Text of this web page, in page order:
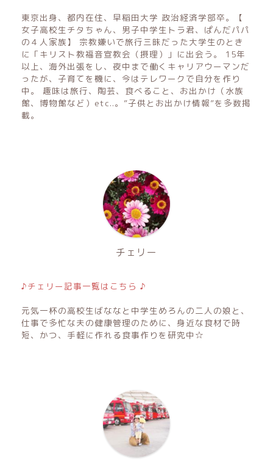
東京出身、都内在住、早稲田大学 政治経済学部卒。【
女子高校生チタちゃん、男子中学生トラ君、ぱんだパパ
の４人家族】 宗教嫌いで旅行三昧だった大学生のとき
に「キリスト教福音宣教会（摂理）」に出会う。 15年
以上、海外出張をし、夜中まで働くキャリアウーマンだ
ったが、子育てを機に、今はテレワークで自分を作り
中。 趣味は旅行、陶芸、食べること、お出かけ（水族
館、博物館など）etc..。”子供とお出かけ情報”を多数掲
載。
チェリー
♪チェリー記事一覧はこちら ♪
元気一杯の高校生ばななと中学生めろんの二人の娘と、
仕事で多忙な夫の健康管理のために、身近な食材で時
短、かつ、手軽に作れる食事作りを研究中☆